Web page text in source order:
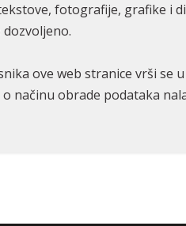
fotografije, grafike i
ove web stranice vrši se
načinu obrade podataka